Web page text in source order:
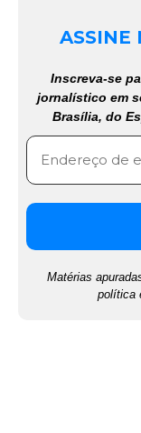
ASSINE
Inscreva-se
jornalístico em
Brasília, do
Matérias
política